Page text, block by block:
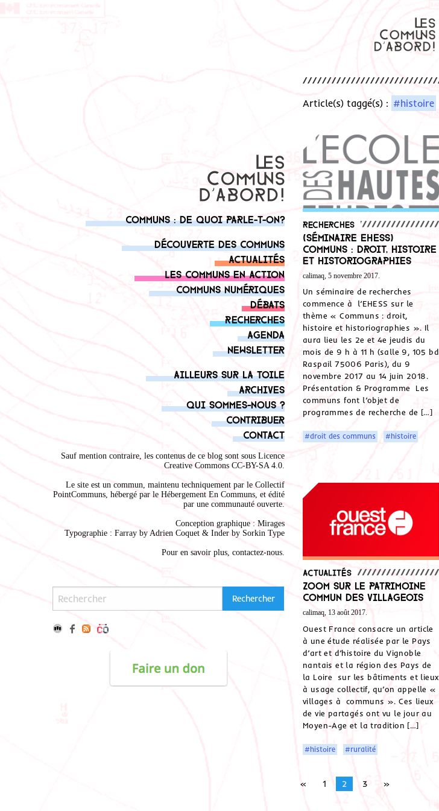
Communs : de quoi parle-t-on?
Découverte des communs
Actualités
Les communs en action
Communs numériques
Débats
Recherches
Agenda
Newsletter
Ailleurs sur la toile
Archives
Qui sommes-nous ?
Contribuer
Contact
Sauf mention contraire, les contenus de ce blog sont sous Licence
Creative Commons CC-BY-SA 4.0.
Le site est un commun, maintenu techniquement par le Collectif
PointCommuns, hébergé par le Hébergement En Communs, et édité
par une communauté ouverte.
Conception graphique : Mirages
Typographie : Farray by Adrien Coquet & Inder by Sorkin Type
Pour en savoir plus, contactez-nous.
Article(s) taggé(s) : #histoire
Recherches
(Séminaire EHESS)
Communs : droit, histoire
et historiographies
calimaq, 5 novembre 2017.
Un séminaire de recherches
commence à l’EHESS sur le
thème « Communs : droit,
histoire et historiographies ». Il
aura lieu les 2e et 4e jeudis du
mois de 9 h à 11 h (salle 9, 105 bd
Raspail 75006 Paris), du 9
novembre 2017 au 14 juin 2018.
Présentation & Programme Les
communs font l’objet de
programmes de recherche de […]
#droit des communs #histoire
Actualités
Zoom sur le patrimoine
commun des villageois
calimaq, 13 août 2017.
Ouest France consacre un article
à une étude réalisée par le Pays
d’art et d’histoire du Vignoble
nantais et la région des Pays de
la Loire sur les bâtiments et lieux
à usage collectif, qu’on appelle «
villages à communs ». Ces lieux
de vie partagés ont vu le jour au
Moyen-Age et la tradition […]
#histoire #ruralité
« 1 2 3 »